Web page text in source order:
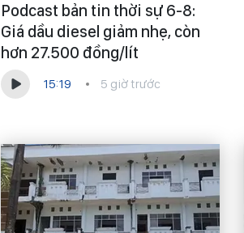
Podcast bản tin thời sự 6-8:
Giá dầu diesel giảm nhẹ, còn
hơn 27.500 đồng/lít
15:19 5 giờ trước